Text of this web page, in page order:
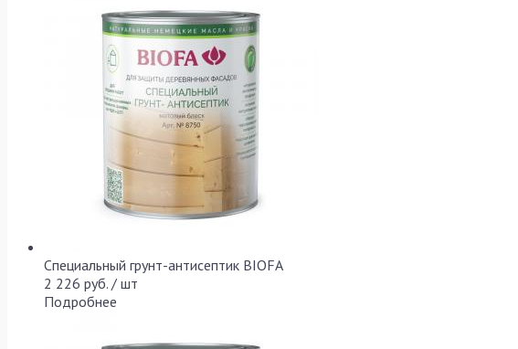
Специальный грунт-антисептик BIOFA
2 226 руб. / шт
Подробнее